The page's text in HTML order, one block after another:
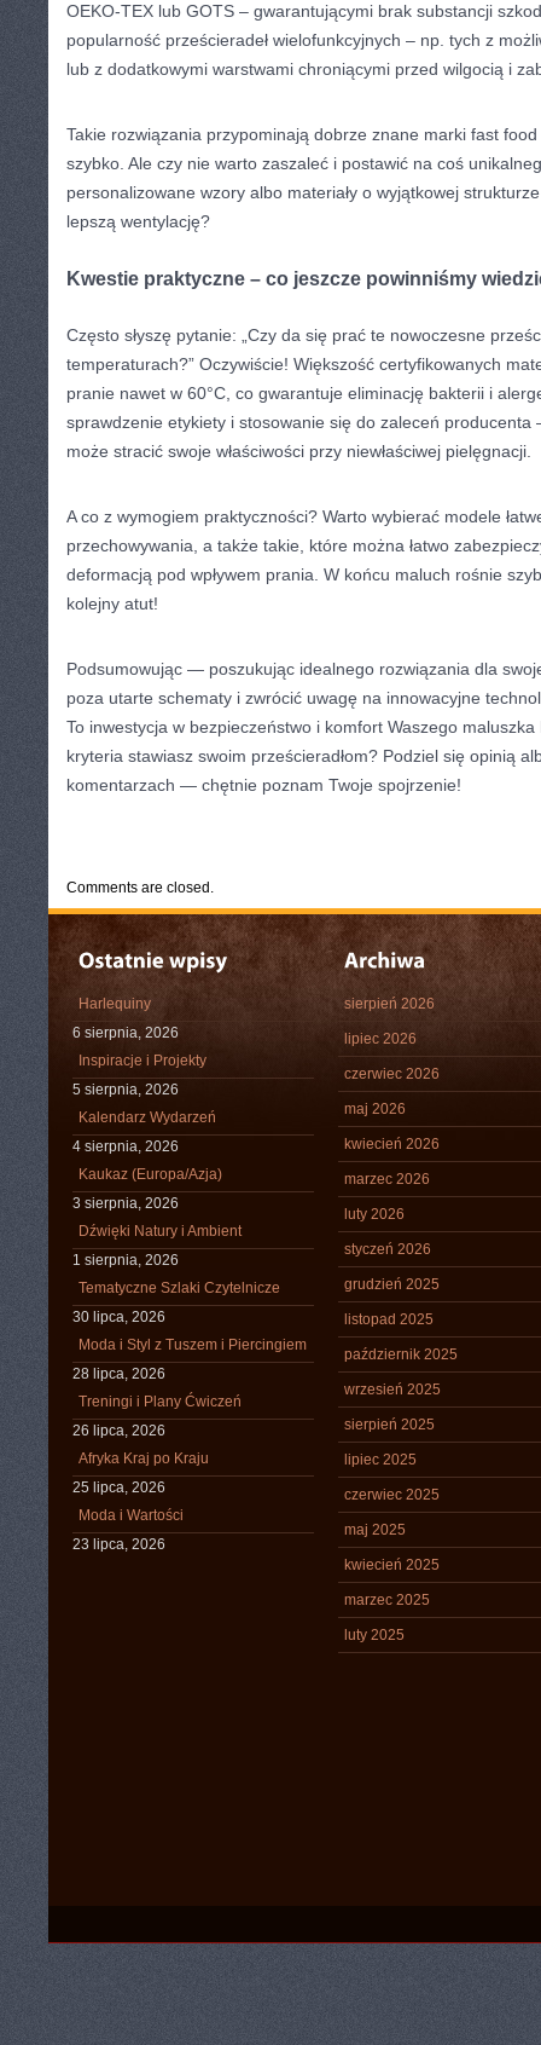
OEKO-TEX lub GOTS – gwarantującymi brak substancji
popularność prześcieradeł wielofunkcyjnych – np. tych z
lub z dodatkowymi warstwami chroniącymi przed wilgocią i
Takie rozwiązania przypominają dobrze znane marki fast
szybko. Ale czy nie warto zaszaleć i postawić na coś
personalizowane wzory albo materiały o wyjątkowej
lepszą wentylację?
Kwestie praktyczne – co jeszcze powinniśmy
Często słyszę pytanie: „Czy da się prać te nowoczesne
temperaturach?” Oczywiście! Większość certyfikowanych
pranie nawet w 60°C, co gwarantuje eliminację bakterii i
sprawdzenie etykiety i stosowanie się do zaleceń producenta
może stracić swoje właściwości przy niewłaściwej pielęgnacji.
A co z wymogiem praktyczności? Warto wybierać modele
przechowywania, a także takie, które można łatwo
deformacją pod wpływem prania. W końcu maluch rośnie
kolejny atut!
Podsumowując — poszukując idealnego rozwiązania dla
poza utarte schematy i zwrócić uwagę na innowacyjne
To inwestycja w bezpieczeństwo i komfort Waszego
kryteria stawiasz swoim prześcieradłom? Podziel się opinią
komentarzach — chętnie poznam Twoje spojrzenie!
Comments are closed.
Harlequiny
6 sierpnia, 2026
Inspiracje i Projekty
5 sierpnia, 2026
Kalendarz Wydarzeń
4 sierpnia, 2026
Kaukaz (Europa/Azja)
3 sierpnia, 2026
Dźwięki Natury i Ambient
1 sierpnia, 2026
Tematyczne Szlaki Czytelnicze
30 lipca, 2026
Moda i Styl z Tuszem i Piercingiem
28 lipca, 2026
Treningi i Plany Ćwiczeń
26 lipca, 2026
Afryka Kraj po Kraju
25 lipca, 2026
Moda i Wartości
23 lipca, 2026
sierpień 2026
lipiec 2026
czerwiec 2026
maj 2026
kwiecień 2026
marzec 2026
luty 2026
styczeń 2026
grudzień 2025
listopad 2025
październik 2025
wrzesień 2025
sierpień 2025
lipiec 2025
czerwiec 2025
maj 2025
kwiecień 2025
marzec 2025
luty 2025